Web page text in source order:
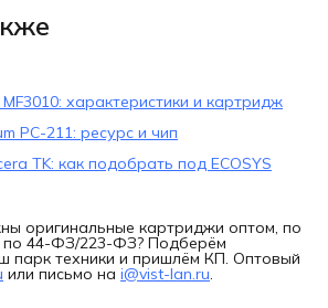
MF3010: характеристики и картридж
PC-211: ресурс и чип
TK: как подобрать под ECOSYS
оригинальные картриджи оптом, по
по 44-ФЗ/223-ФЗ? Подберём
парк техники и пришлём КП. Оптовый
или письмо на i@vist-lan.ru